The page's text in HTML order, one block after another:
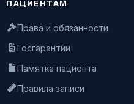
ПАЦИЕНТАМ
Права и обязанности
Госгарантии
Памятка пациента
Правила записи